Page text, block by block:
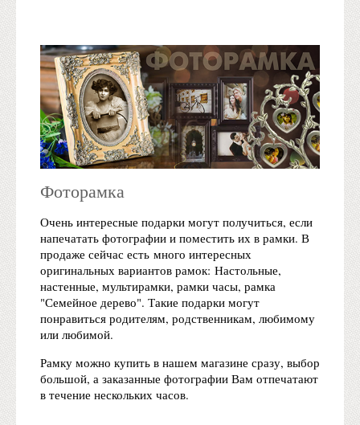
Фоторамка
Очень интересные подарки могут получиться, если
напечатать фотографии и поместить их в рамки. В
продаже сейчас есть много интересных
оригинальных вариантов рамок: Настольные,
настенные, мультирамки, рамки часы, рамка
"Семейное дерево". Такие подарки могут
понравиться родителям, родственникам, любимому
или любимой.
Рамку можно купить в нашем магазине сразу, выбор
большой, а заказанные фотографии Вам отпечатают
в течение нескольких часов.